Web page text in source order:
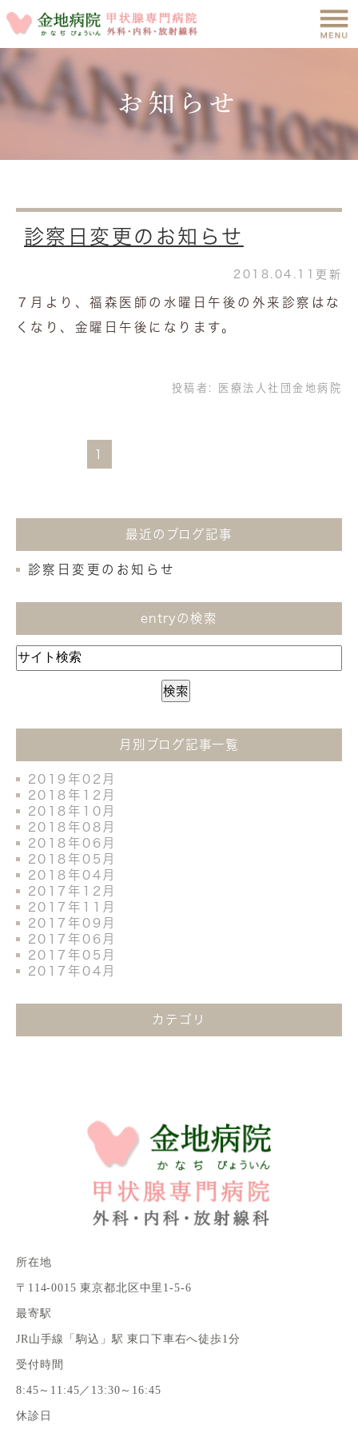
お知らせ
診察日変更のお知らせ
2018.04.11更新
７月より、福森医師の水曜日午後の外来診察はな
くなり、金曜日午後になります。
投稿者: 医療法人社団金地病院
1
最近のブログ記事
診察日変更のお知らせ
entryの検索
月別ブログ記事一覧
2019年02月
2018年12月
2018年10月
2018年08月
2018年06月
2018年05月
2018年04月
2017年12月
2017年11月
2017年09月
2017年06月
2017年05月
2017年04月
カテゴリ
所在地
〒114-0015 東京都北区中里1-5-6
最寄駅
JR山手線「駒込」駅 東口下車右へ徒歩1分
受付時間
8:45～11:45／13:30～16:45
休診日